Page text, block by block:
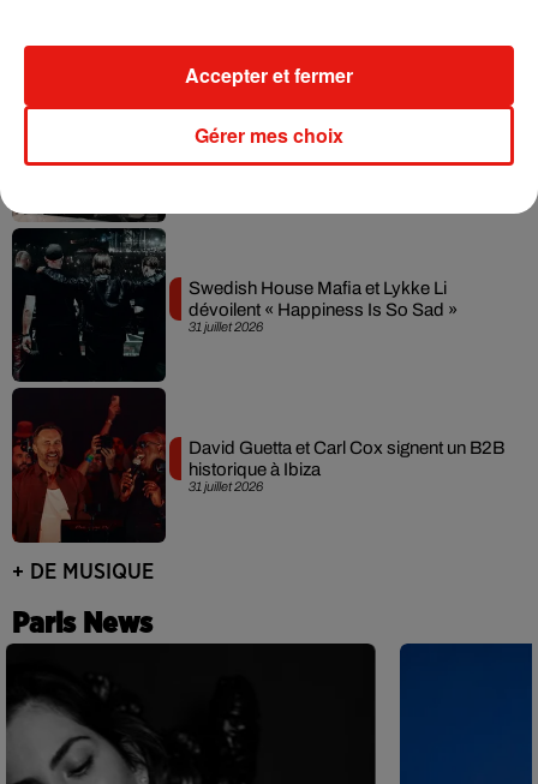
3 août 2026
Fred again.. et Latin Mafia dévoilent enfin
leur mixtape créée en...
31 juillet 2026
Swedish House Mafia et Lykke Li
dévoilent « Happiness Is So Sad »
31 juillet 2026
David Guetta et Carl Cox signent un B2B
historique à Ibiza
+ DE MUSIQUE
Paris News
Gérer mes choix
Accepter et fermer